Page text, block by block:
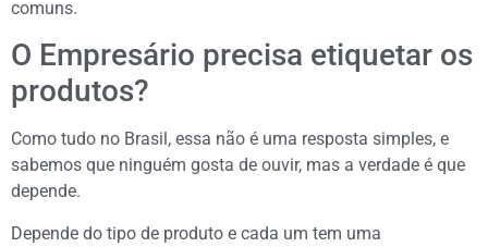
comuns.
O Empresário precisa etiquetar os
produtos?
Como tudo no Brasil, essa não é uma resposta simples, e
sabemos que ninguém gosta de ouvir, mas a verdade é que
depende.
Depende do tipo de produto e cada um tem uma